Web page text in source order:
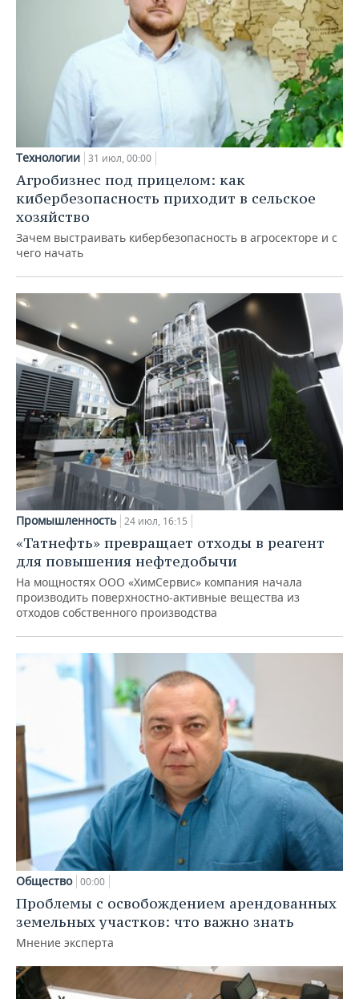
Технологии 31 июл, 00:00
Агробизнес под прицелом: как
кибербезопасность приходит в сельское
хозяйство
Зачем выстраивать кибербезопасность в агросекторе и с
чего начать
Промышленность 24 июл, 16:15
«Татнефть» превращает отходы в реагент
для повышения нефтедобычи
На мощностях ООО «ХимСервис» компания начала
производить поверхностно-активные вещества из
отходов собственного производства
Общество 00:00
Проблемы с освобождением арендованных
земельных участков: что важно знать
Мнение эксперта